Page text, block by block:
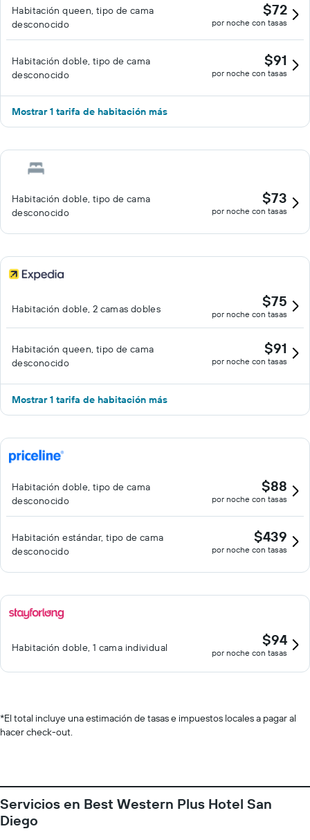
Habitación queen, tipo de cama
desconocido
$72
por noche con tasas
Habitación doble, tipo de cama
desconocido
$91
por noche con tasas
Mostrar 1 tarifa de habitación más
Habitación doble, tipo de cama
desconocido
$73
por noche con tasas
Habitación doble, 2 camas dobles $75
por noche con tasas
Habitación queen, tipo de cama
desconocido
$91
por noche con tasas
Mostrar 1 tarifa de habitación más
Habitación doble, tipo de cama
desconocido
$88
por noche con tasas
Habitación estándar, tipo de cama
desconocido
$439
por noche con tasas
Habitación doble, 1 cama individual $94
por noche con tasas
*El total incluye una estimación de tasas e impuestos locales a pagar al
hacer check-out.
Servicios en Best Western Plus Hotel San
Diego